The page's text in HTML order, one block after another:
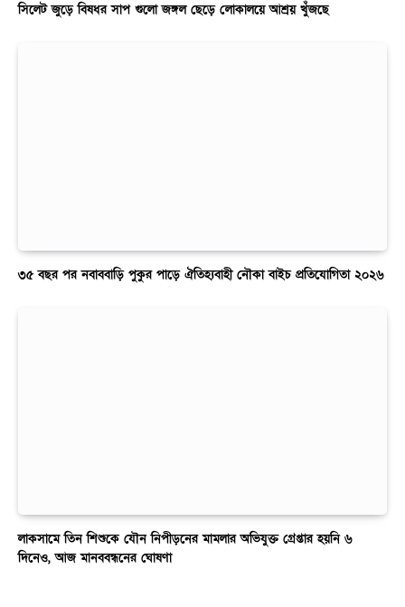
সিলেট জুড়ে বিষধর সাপ গুলো জঙ্গল ছেড়ে লোকালয়ে আশ্রয় খুঁজছে
৩৫ বছর পর নবাববাড়ি পুকুর পাড়ে ঐতিহ্যবাহী নৌকা বাইচ প্রতিযোগিতা ২০২৬
লাকসামে তিন শিশুকে যৌন নিপীড়নের মামলার অভিযুক্ত গ্রেপ্তার হয়নি ৬
দিনেও, আজ মানববন্ধনের ঘোষণা